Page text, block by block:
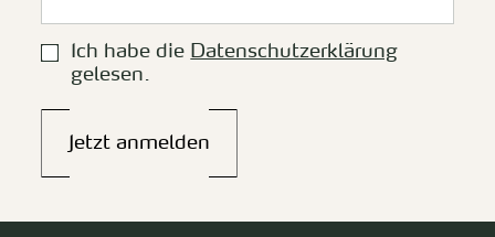
Ich habe die Datenschutzerklärung
gelesen.
Jetzt anmelden